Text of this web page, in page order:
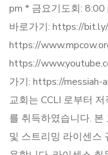
pm * 금요기도회:
바로가기: https://
https://
https://
가기: https://messiah-
교회는 CCLI 로부터
를 취득하였습니다. 본
및 스트리밍 라이센스